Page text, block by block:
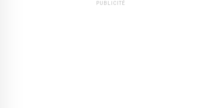
PUBLICITÉ